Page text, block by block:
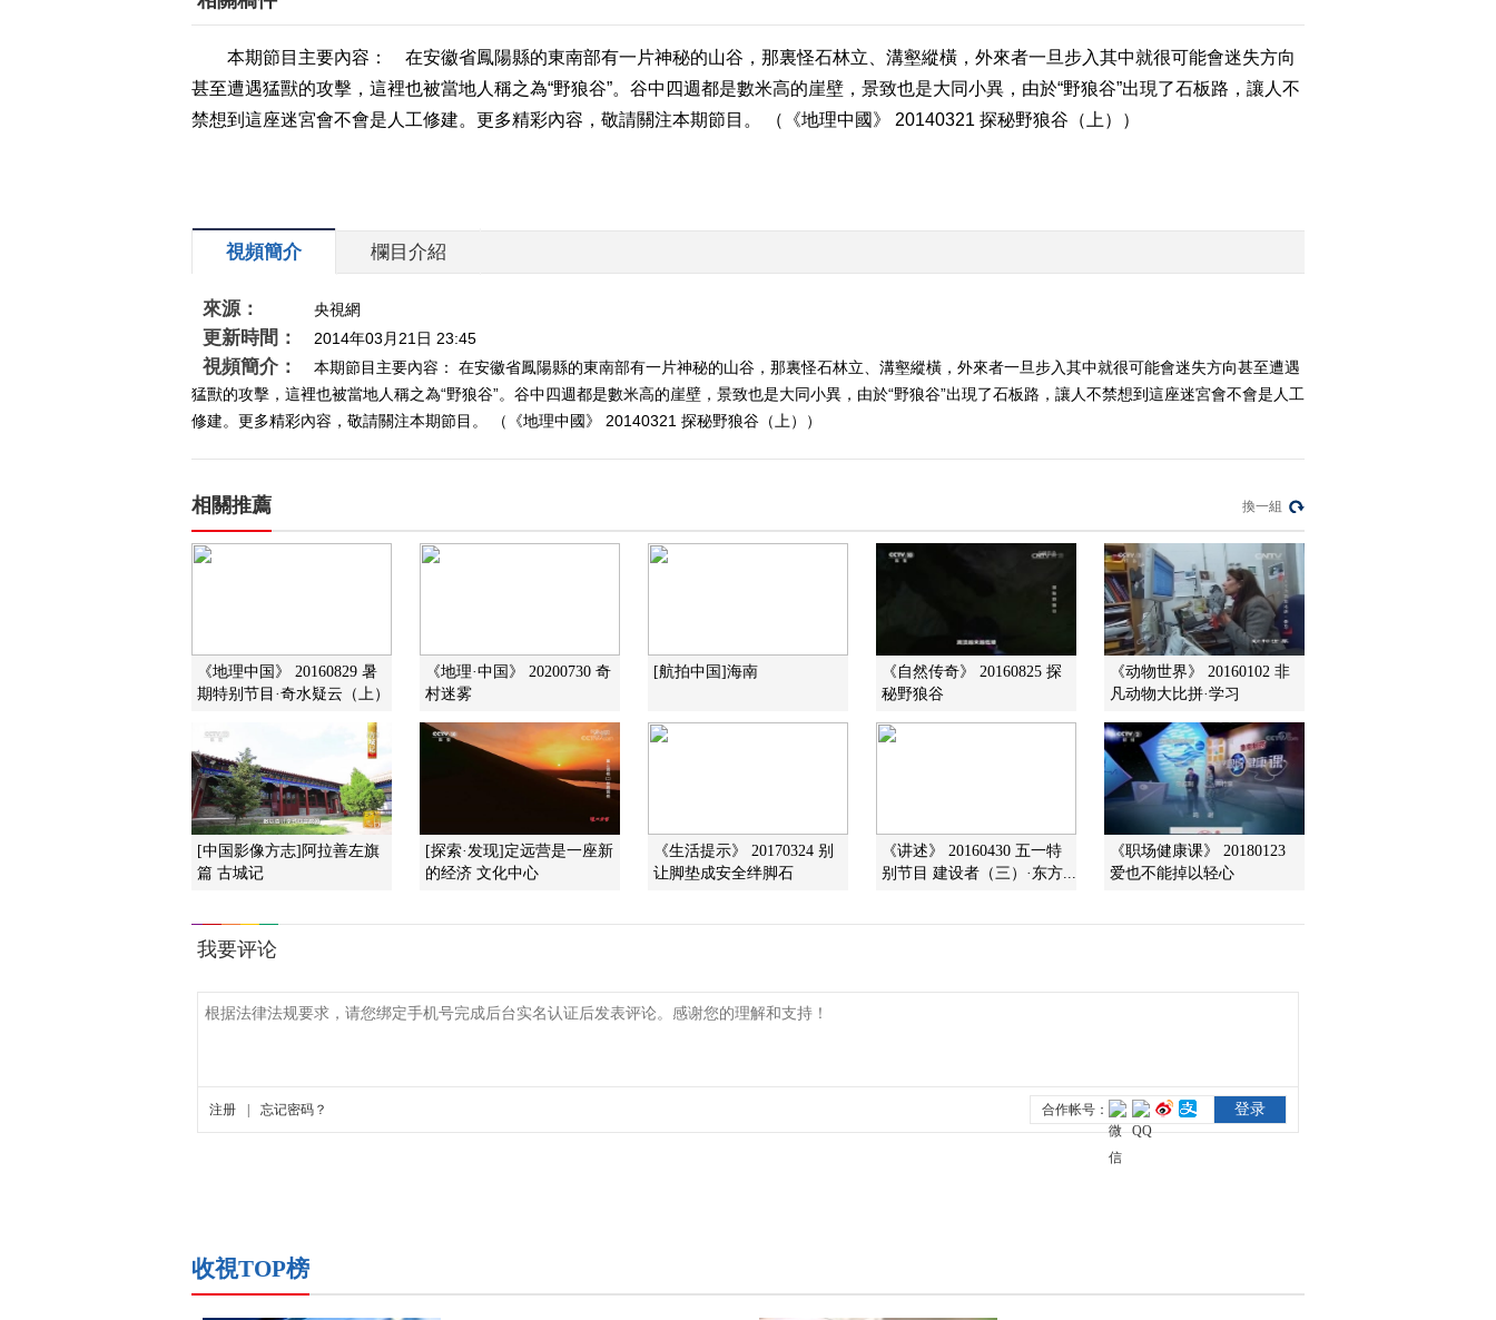
2014-03-18 18:40:14
《地理中国》 20140317
稻田怪圈
灵石传奇（上）
《地理中国》 20140314
2014-03-14 18:43:14
《地理中国》 20140313
天山精灵
2014-03-13 18:21:14
幽谷秘道（下）
2014-03-12 18:29:14
《地理中国》 20140311
幽谷秘道（上）
昆仑秘谷（下）
2014-03-09 18:25:14
本期節目主要內容： 在安徽省鳳陽縣的東南部有一片神秘的山谷，那裏怪石林立、溝壑縱橫，外來者一旦步入其中就很可能會迷失方向
甚至遭遇猛獸的攻擊，這裡也被當地人稱之為“野狼谷”。谷中四週都是數米高的崖壁，景致也是大同小異，由於“野狼谷”出現了石板路，讓人不
禁想到這座迷宮會不會是人工修建。更多精彩內容，敬請關注本期節目。 （《地理中國》 20140321 探秘野狼谷（上））
視頻簡介 欄目介紹
來源： 央視網
更新時間： 2014年03月21日 23:45
視頻簡介：
本期節目主要內容： 在安徽省鳳陽縣的東南部有一片神秘的山谷，那裏怪石林立、溝壑縱橫，外來者一旦步入其中就很可能會迷失方向甚至遭遇
猛獸的攻擊，這裡也被當地人稱之為“野狼谷”。谷中四週都是數米高的崖壁，景致也是大同小異，由於“野狼谷”出現了石板路，讓人不禁想到這座迷宮會不會是人工
修建。更多精彩內容，敬請關注本期節目。 （《地理中國》 20140321 探秘野狼谷（上））
相關推薦 換一組
《地理中国》 20160829 暑
期特别节目·奇水疑云（上）
《地理·中国》 20200730 奇
村迷雾
[航拍中国]海南
《自然传奇》 20160825 探
秘野狼谷
《动物世界》 20160102 非
凡动物大比拼·学习
[中国影像方志]阿拉善左旗
篇 古城记
[探索·发现]定远营是一座新
的经济 文化中心
《生活提示》 20170324 别
让脚垫成安全绊脚石
《讲述》 20160430 五一特
别节目 建设者（三）·东方...
《职场健康课》 20180123
爱也不能掉以轻心
收視TOP榜